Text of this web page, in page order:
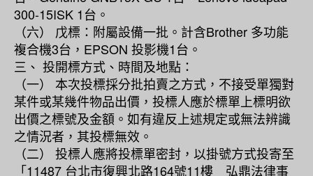
300-15ISK 1台。
（六） 戊標：附屬設備一批。計含Brother 多功能
複合機3台，EPSON 投影機1台。
三、 投開標方式、時間及地點：
（一） 本次投標採分批拍賣之方式，不接受單獨對
某件或某幾件物品出價，投標人應於標單上標明欲
出價之標號及金額。如有違反上述規定或無法辨識
之情況者，其投標無效。
（二） 投標人應將投標單密封，以掛號方式投寄至
「11487 台北市復興北路164號11樓 弘鼎法律事